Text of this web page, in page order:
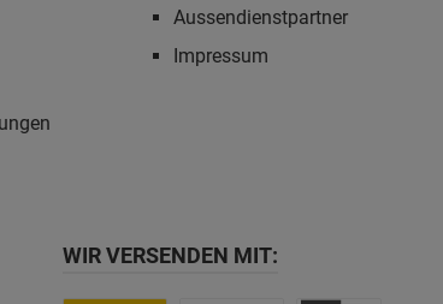
Aussendienstpartner
Impressum
WIR VERSENDEN MIT: